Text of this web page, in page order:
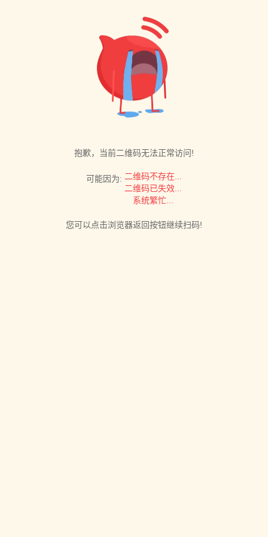
抱歉，当前二维码无法正常访问!
可能因为: 二维码不存在...
二维码已失效...
系统繁忙...
您可以点击浏览器返回按钮继续扫码!